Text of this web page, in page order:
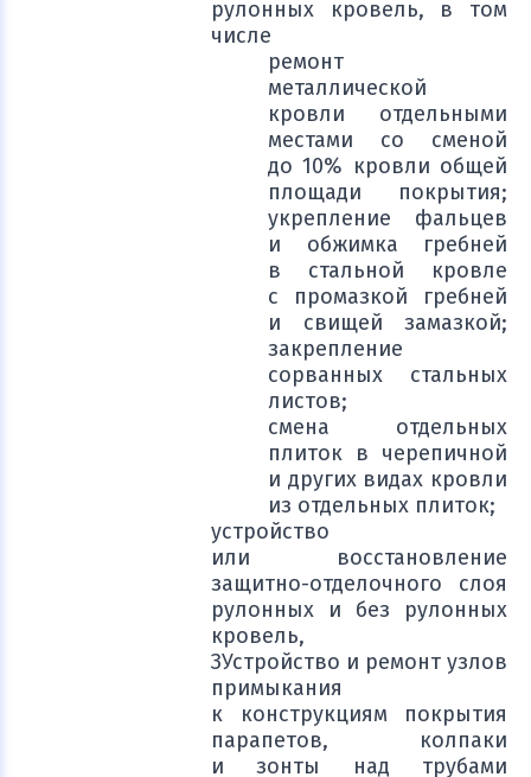
рулонных кровель, в том
числе
ремонт
металлической
кровли отдельными
местами со сменой
до 10% кровли общей
площади покрытия;
укрепление фальцев
и обжимка гребней
в стальной кровле
с промазкой гребней
и свищей замазкой;
закрепление
сорванных стальных
листов;
смена отдельных
плиток в черепичной
и других видах кровли
из отдельных плиток;
устройство
или восстановление
защитно-отделочного слоя
рулонных и без рулонных
кровель,
ЗУстройство и ремонт узлов
примыкания
к конструкциям покрытия
парапетов, колпаки
и зонты над трубами